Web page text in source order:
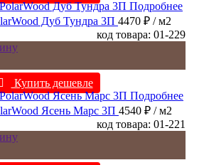
Подробнее
Дуб Тундра 3П 4470 ₽ / м2
код товара: 01-229
Купить дешевле
Подробнее
Ясень Марс 3П 4540 ₽ / м2
код товара: 01-221